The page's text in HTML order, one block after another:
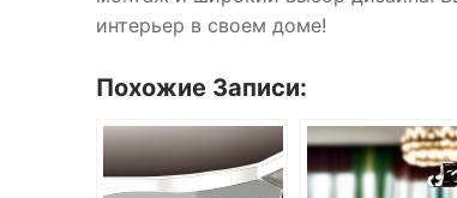
интерьер в своем доме!
Похожие Записи: